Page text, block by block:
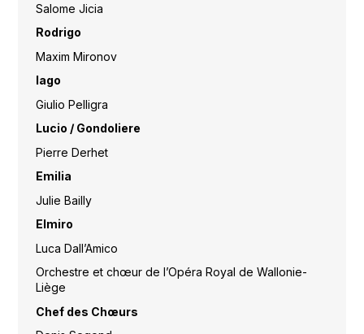
Salome Jicia
Rodrigo
Maxim Mironov
Iago
Giulio Pelligra
Lucio / Gondoliere
Pierre Derhet
Emilia
Julie Bailly
Elmiro
Luca Dall’Amico
Orchestre et chœur de l’Opéra Royal de Wallonie-
Liège
Chef des Chœurs